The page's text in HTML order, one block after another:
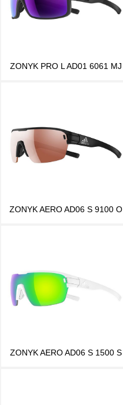
ZONYK PRO L AD01 6061 MJ
ZONYK AERO AD06 S 9100 O
ZONYK AERO AD06 S 1500 S